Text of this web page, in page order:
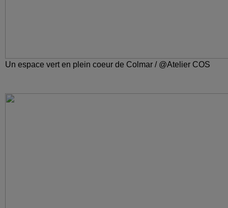
Un espace vert en plein coeur de Colmar / @Atelier COS